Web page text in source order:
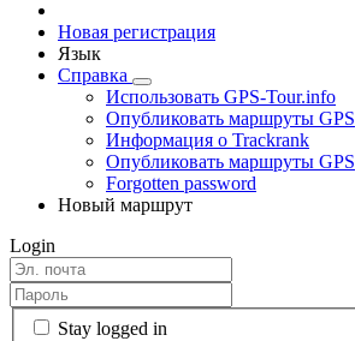
Новая регистрация
Язык
Справка
Использовать GPS-Tour.info
Опубликовать маршруты GPS
Информация о Trackrank
Опубликовать маршруты GPS
Forgotten password
Новый маршрут
Login
Stay logged in